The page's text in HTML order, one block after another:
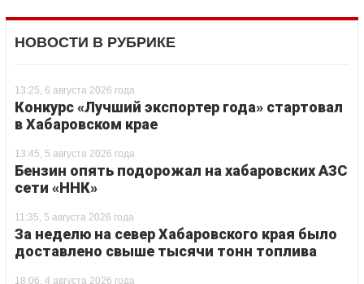
НОВОСТИ В РУБРИКЕ
13:25, 6 августа 2026 года
Конкурс «Лучший экспортер года» стартовал
в Хабаровском крае
13:45, 5 августа 2026 года
Бензин опять подорожал на хабаровских АЗС
сети «ННК»
11:35, 5 августа 2026 года
За неделю на север Хабаровского края было
доставлено свыше тысячи тонн топлива
18:06, 4 августа 2026 года